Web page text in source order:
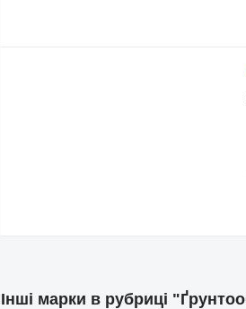
Інші марки в рубриці